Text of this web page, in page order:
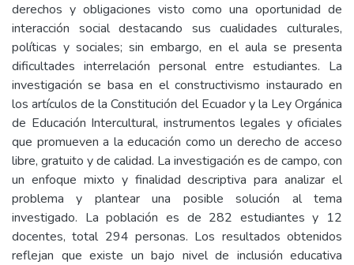
derechos y obligaciones visto como una oportunidad de
interacción social destacando sus cualidades culturales,
políticas y sociales; sin embargo, en el aula se presenta
dificultades interrelación personal entre estudiantes. La
investigación se basa en el constructivismo instaurado en
los artículos de la Constitución del Ecuador y la Ley Orgánica
de Educación Intercultural, instrumentos legales y oficiales
que promueven a la educación como un derecho de acceso
libre, gratuito y de calidad. La investigación es de campo, con
un enfoque mixto y finalidad descriptiva para analizar el
problema y plantear una posible solución al tema
investigado. La población es de 282 estudiantes y 12
docentes, total 294 personas. Los resultados obtenidos
reflejan que existe un bajo nivel de inclusión educativa